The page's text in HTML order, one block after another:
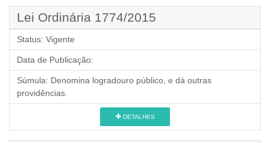
Lei Ordinária 1774/2015
Status: Vigente
Data de Publicação:
Súmula: Denomina logradouro público, e dá outras
providências.
DETALHES